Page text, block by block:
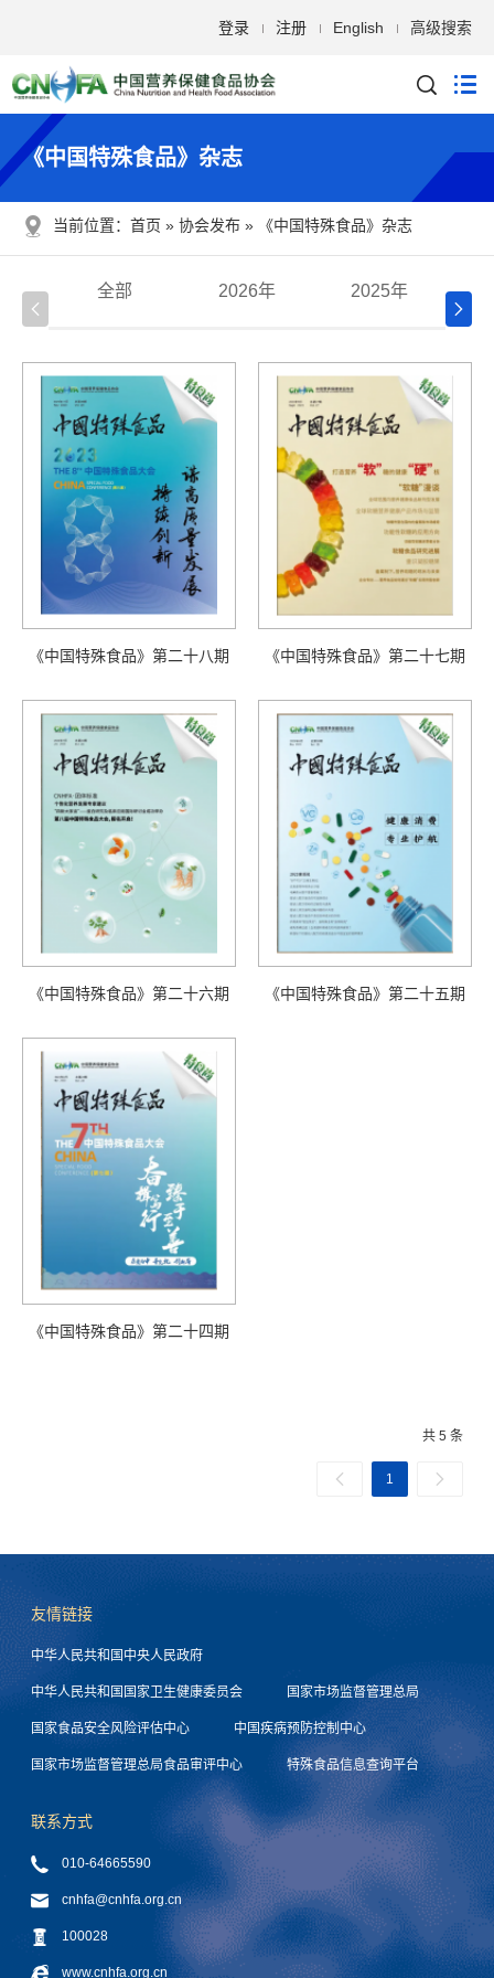
登录 注册 English 高级搜索
《中国特殊食品》杂志
当前位置： 首页 协会发布 《中国特殊食品》杂志
全部 2026年 2025年
《中国特殊食品》第二十八期 《中国特殊食品》第二十七期
《中国特殊食品》第二十六期 《中国特殊食品》第二十五期
《中国特殊食品》第二十四期
共 5 条
1
友情链接
中华人民共和国中央人民政府
中华人民共和国国家卫生健康委员会 国家市场监督管理总局
国家食品安全风险评估中心 中国疾病预防控制中心
国家市场监督管理总局食品审评中心 特殊食品信息查询平台
联系方式
010-64665590
cnhfa@cnhfa.org.cn
100028
www.cnhfa.org.cn